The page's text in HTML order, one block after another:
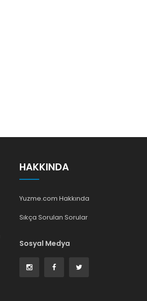
HAKKINDA
Yuzme.com Hakkında
Sıkça Sorulan Sorular
Sosyal Medya